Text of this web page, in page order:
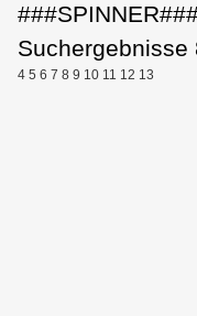
Suchergebnisse
4 5 6 7 8 9 10 11 12 13